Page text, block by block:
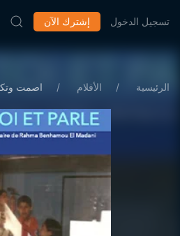
إشترك الآن تسجيل الدخول
الرئيسية الأفلام اصمت وتكلم